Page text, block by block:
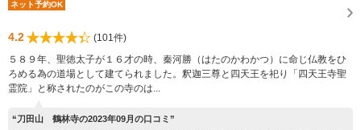
ネット予約OK
4.2
(101件)
５８９年、聖徳太子が１６才の時、秦河勝（はたのかわかつ）に命じ仏教をひ
ろめる為の道場として建てられました。釈迦三尊と四天王を祀り「四天王寺聖
霊院」と称されたのがこの寺のは...
“刀田山 鶴林寺の2023年09月の口コミ”